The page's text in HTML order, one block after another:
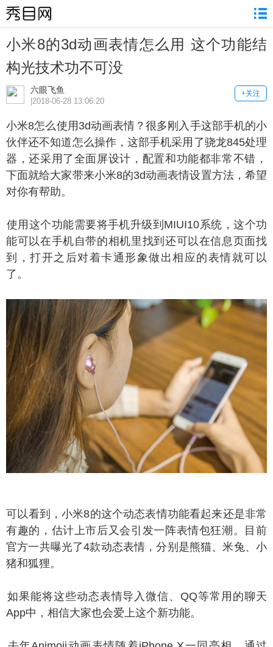
小米8的3d动画表情怎么用 这个功能结
构光技术功不可没
六眼飞鱼 +关注
|2018-06-28 13:06:20
8怎么使用3d动画表情？很多刚入手这部手机的小
伙伴还不知道怎么操作，这部手机采用了骁龙845处理
器，还采用了全面屏设计，配置和功能都非常不错，
下面就给大家带来小米8的3d动画表情设置方法，希望
对你有帮助。
这个功能需要将手机升级到MIUI10系统，这个功
能可以在手机自带的相机里找到还可以在信息页面找
到，打开之后对着卡通形象做出相应的表情就可以
了。
看到，小米8的这个动态表情功能看起来还是非常
有趣的，估计上市后又会引发一阵表情包狂潮。目前
官方一共曝光了4款动态表情，分别是熊猫、米兔、小
猪和狐狸。
能将这些动态表情导入微信、QQ等常用的聊天
App中，相信大家也会爱上这个新功能。